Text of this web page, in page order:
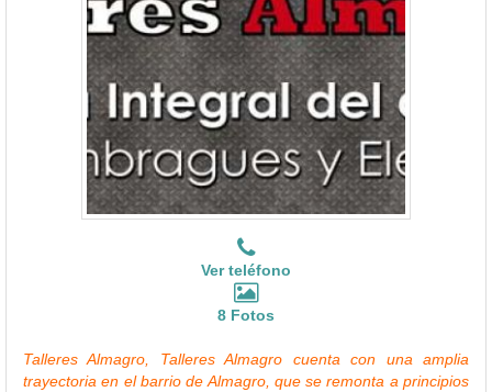
Ver teléfono
8 Fotos
Talleres Almagro, Talleres Almagro cuenta con una amplia
trayectoria en el barrio de Almagro, que se remonta a principios